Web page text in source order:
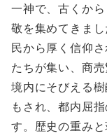
一神で、古くか
敬を集めてきま
民から厚く信仰さ
たちが集い、商
境内にそびえる
もされ、都内屈
す。歴史の重み